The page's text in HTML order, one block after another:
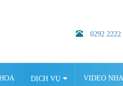
0292 2222
DỊCH VỤ VIDEO